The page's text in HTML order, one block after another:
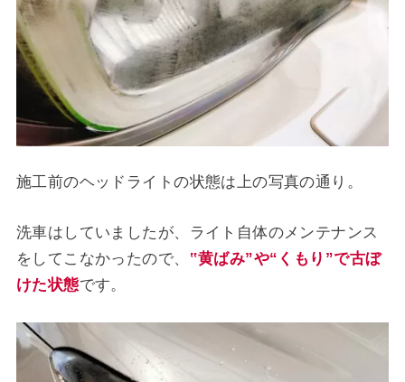
施工前のヘッドライトの状態は上の写真の通り。
洗車はしていましたが、ライト自体のメンテナンス
をしてこなかったので、 ‟黄ばみ”や“くもり”で古ぼ
けた状態です。